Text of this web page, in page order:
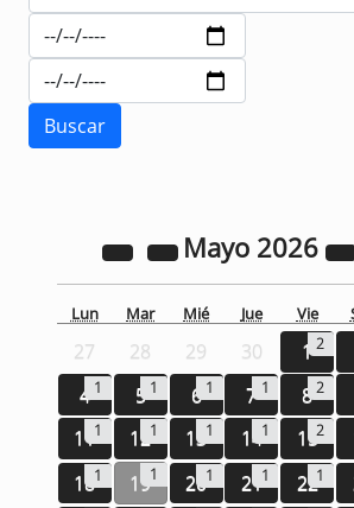
Mayo 2026
Lun Mar Mié Jue Vie
27 28 29 30 12
4 1 5 1 6 1 7 1 82
111 121 131 141 152
181 191 201 211 221